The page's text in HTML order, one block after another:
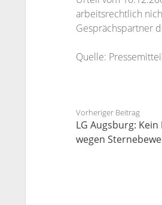
arbeitsrechtlich
Gesprächspartner
Quelle:
Vorheriger Beitrag
LG Augsburg:
wegen